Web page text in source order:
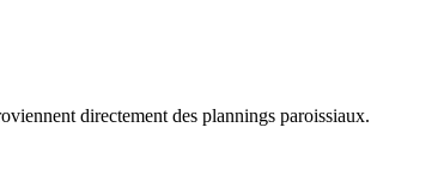
directement des plannings paroissiaux.